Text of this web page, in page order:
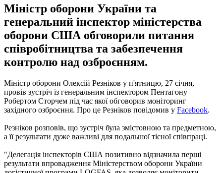
Міністр оборони України та
генеральний інспектор міністерства
оборони США обговорили питання
співробітництва та забезпечення
контролю над озброєнням.
Міністр оборони Олексій Резніков у п'ятницю, 27 січня,
провів зустріч із генеральним інспектором Пентагону
Робертом Сторчем під час якої обговорив моніторинг
західного озброєння. Про це Резніков повідомив у Facebook.
Резніков розповів, що зустріч була змістовною та предметною,
а її результати дуже важливі для подальшої тісної співпраці.
"Делегація інспекторів США позитивно відзначила перші
результати впровадження Міністерством оборони України